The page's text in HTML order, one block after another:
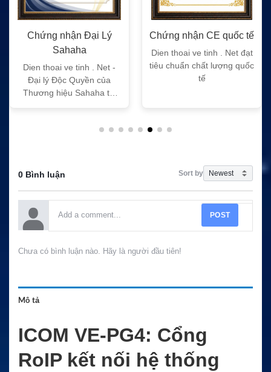
Chứng nhận Đại Lý
Sahaha
Dien thoai ve tinh . Net -
Đại lý Độc Quyền của
Thương hiệu Sahaha tại
Chứng nhận CE quốc tế
Dien thoai ve tinh . Net đạt
tiêu chuẩn chất lượng quốc
tế
0 Bình luận Sort by
POST
Chưa có bình luận nào. Hãy là người đầu tiên!
Mô tả
ICOM VE-PG4: Cổng
RoIP kết nối hệ thống